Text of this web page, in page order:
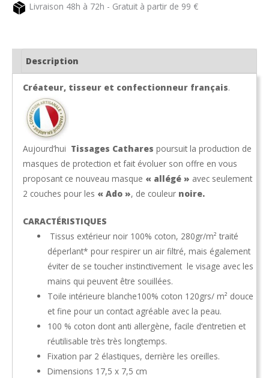
Livraison 48h à 72h - Gratuit à partir de 99 €
Description
Créateur, tisseur et confectionneur français.
Aujourd’hui Tissages Cathares poursuit la production de
masques de protection et fait évoluer son offre en vous
proposant ce nouveau masque « allégé » avec seulement
2 couches pour les « Ado », de couleur noire.
CARACTÉRISTIQUES
Tissus extérieur noir 100% coton, 280gr/m² traité
déperlant* pour respirer un air filtré, mais également
éviter de se toucher instinctivement le visage avec les
mains qui peuvent être souillées.
Toile intérieure blanche100% coton 120grs/ m² douce
et fine pour un contact agréable avec la peau.
100 % coton dont anti allergène, facile d’entretien et
réutilisable très très longtemps.
Fixation par 2 élastiques, derrière les oreilles.
Dimensions 17,5 x 7,5 cm